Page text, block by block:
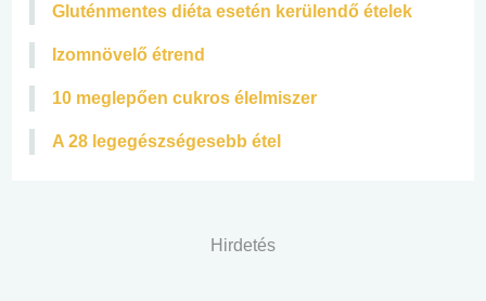
Gluténmentes diéta esetén kerülendő ételek
Izomnövelő étrend
10 meglepően cukros élelmiszer
A 28 legegészségesebb étel
Hirdetés